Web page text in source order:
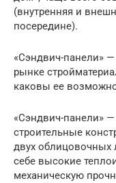
(внутренняя и
посередине).
«Сэндвич-панели»
рынке
каковы ее
«Сэндвич-панели»
строительные
двух облицовочных
себе высокие
механическую